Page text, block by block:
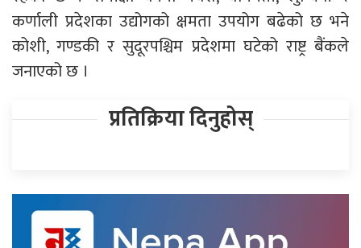
कर्णाली प्रदेशका उद्योगको क्षमता उपयोग बढेको छ भने
कोशी, गण्डकी र सुदूरपश्चिम प्रदेशमा घटेको राष्ट्र बैंकले
जनाएको छ ।
प्रतिक्रिया दिनुहोस्